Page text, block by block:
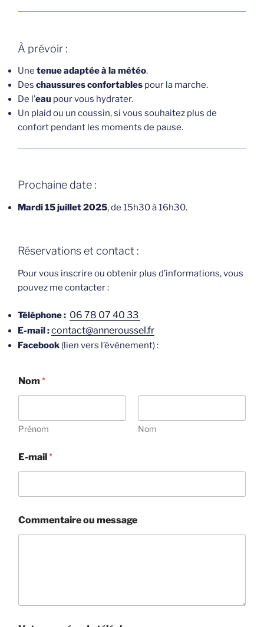
À prévoir :
Une tenue adaptée à la météo.
Des chaussures confortables pour la marche.
De l’eau pour vous hydrater.
Un plaid ou un coussin, si vous souhaitez plus de
confort pendant les moments de pause.
Prochaine date :
Mardi 15 juillet 2025, de 15h30 à 16h30.
Réservations et contact :
Pour vous inscrire ou obtenir plus d’informations, vous
pouvez me contacter :
Téléphone : 06 78 07 40 33
E-mail :contact@anneroussel.fr
Facebook (lien vers l’évènement) :
Nom *
Prénom Nom
E-mail *
e
s
r
Commentaire ou message